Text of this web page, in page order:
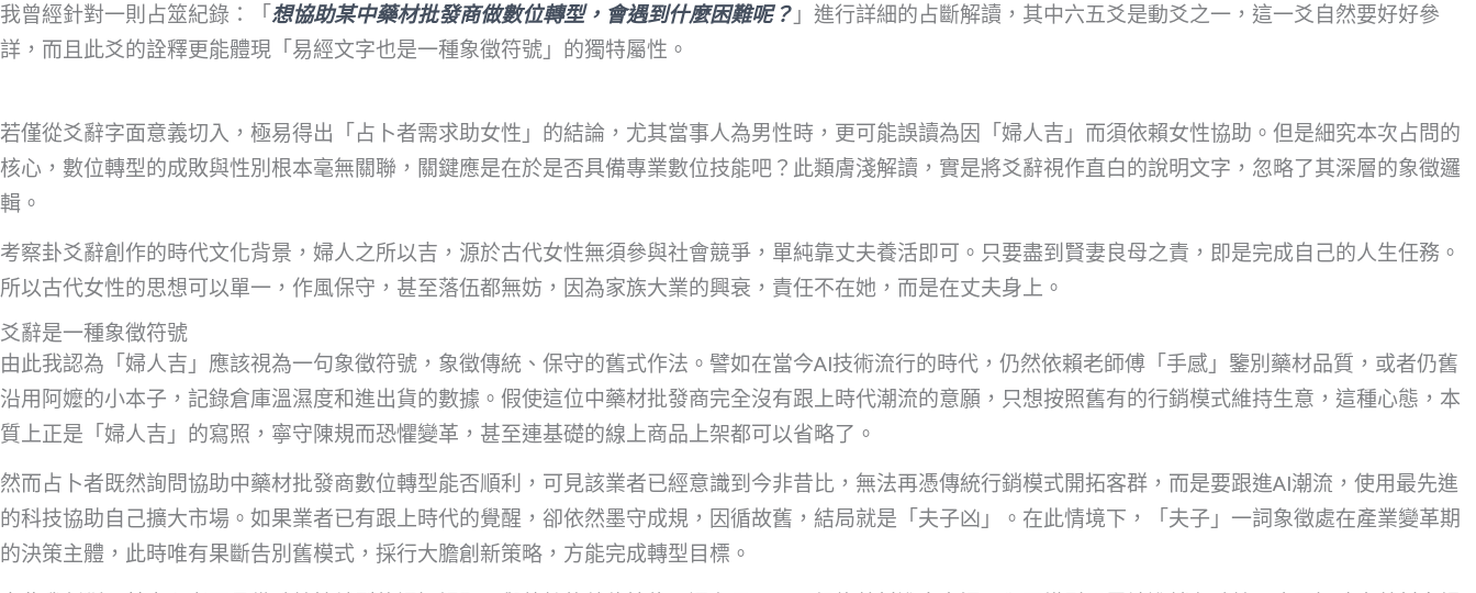
我曾經針對一則占筮紀錄：「 想協助某中藥材批發商做數位轉型，會遇到什麼困難呢？ 」進行詳細的占斷解讀，其中六五爻是動爻之一，這一爻自然要好好參
詳，而且此爻的詮釋更能體現「易經文字也是一種象徵符號」的獨特屬性。
若僅從爻辭字面意義切入，極易得出「占卜者需求助女性」的結論，尤其當事人為男性時，更可能誤讀為因「婦人吉」而須依賴女性協助。但是細究本次占問的
核心，數位轉型的成敗與性別根本毫無關聯，關鍵應是在於是否具備專業數位技能吧？此類膚淺解讀，實是將爻辭視作直白的說明文字，忽略了其深層的象徵邏
輯。
考察卦爻辭創作的時代文化背景，婦人之所以吉，源於古代女性無須參與社會競爭，單純靠丈夫養活即可。只要盡到賢妻良母之責，即是完成自己的人生任務。
所以古代女性的思想可以單一，作風保守，甚至落伍都無妨，因為家族大業的興衰，責任不在她，而是在丈夫身上。
爻辭是一種象徵符號
由此我認為「婦人吉」應該視為一句象徵符號，象徵傳統、保守的舊式作法。譬如在當今AI技術流行的時代，仍然依賴老師傅「手感」鑒別藥材品質，或者仍舊
沿用阿嬤的小本子，記錄倉庫溫濕度和進出貨的數據。假使這位中藥材批發商完全沒有跟上時代潮流的意願，只想按照舊有的行銷模式維持生意，這種心態，本
質上正是「婦人吉」的寫照，寧守陳規而恐懼變革，甚至連基礎的線上商品上架都可以省略了。
然而占卜者既然詢問協助中藥材批發商數位轉型能否順利，可見該業者已經意識到今非昔比，無法再憑傳統行銷模式開拓客群，而是要跟進AI潮流，使用最先進
的科技協助自己擴大市場。如果業者已有跟上時代的覺醒，卻依然墨守成規，因循故舊，結局就是「夫子凶」。在此情境下，「夫子」一詞象徵處在產業變革期
的決策主體，此時唯有果斷告別舊模式，採行大膽創新策略，方能完成轉型目標。